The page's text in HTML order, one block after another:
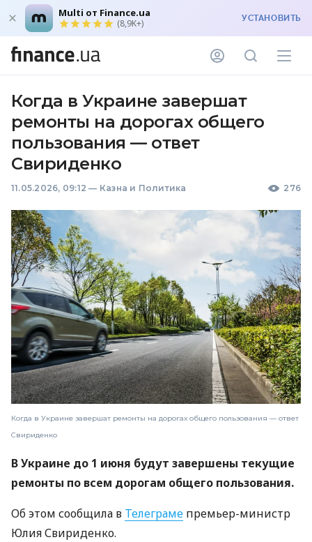
Multi от Finance.ua
(8,9K+) УСТАНОВИТЬ
Когда в Украине завершат
ремонты на дорогах общего
пользования — ответ
Свириденко
11.05.2026, 09:12 — Казна и Политика 276
Когда в Украине завершат ремонты на дорогах общего пользования — ответ
Свириденко
В Украине до 1 июня будут завершены текущие
ремонты по всем дорогам общего пользования.
Об этом сообщила в Телеграме премьер-министр
Юлия Свириденко.